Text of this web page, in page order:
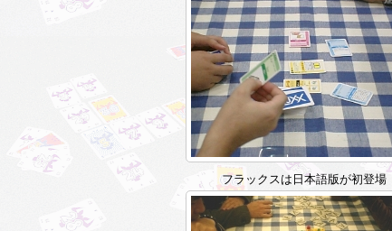
フラックスは日本語版が初登場